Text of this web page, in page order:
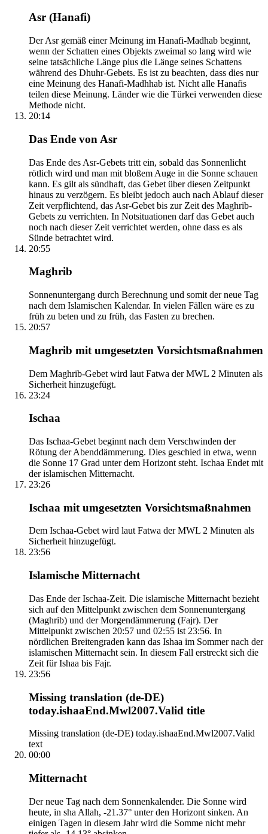
Asr (Hanafi)
Der Asr gemäß einer Meinung im Hanafi-Madhab beginnt,
wenn der Schatten eines Objekts zweimal so lang wird wie
seine tatsächliche Länge plus die Länge seines Schattens
während des Dhuhr-Gebets. Es ist zu beachten, dass dies nur
eine Meinung des Hanafi-Madhhab ist. Nicht alle Hanafis
teilen diese Meinung. Länder wie die Türkei verwenden diese
Methode nicht.
20:14
Das Ende von Asr
Das Ende des Asr-Gebets tritt ein, sobald das Sonnenlicht
rötlich wird und man mit bloßem Auge in die Sonne schauen
kann. Es gilt als sündhaft, das Gebet über diesen Zeitpunkt
hinaus zu verzögern. Es bleibt jedoch auch nach Ablauf dieser
Zeit verpflichtend, das Asr-Gebet bis zur Zeit des Maghrib-
Gebets zu verrichten. In Notsituationen darf das Gebet auch
noch nach dieser Zeit verrichtet werden, ohne dass es als
Sünde betrachtet wird.
20:55
Maghrib
Sonnenuntergang durch Berechnung und somit der neue Tag
nach dem Islamischen Kalendar. In vielen Fällen wäre es zu
früh zu beten und zu früh, das Fasten zu brechen.
20:57
Maghrib mit umgesetzten Vorsichtsmaßnahmen
Dem Maghrib-Gebet wird laut Fatwa der MWL 2 Minuten als
Sicherheit hinzugefügt.
23:24
Ischaa
Das Ischaa-Gebet beginnt nach dem Verschwinden der
Rötung der Abenddämmerung. Dies geschied in etwa, wenn
die Sonne 17 Grad unter dem Horizont steht. Ischaa Endet mit
der islamischen Mitternacht.
23:26
Ischaa mit umgesetzten Vorsichtsmaßnahmen
Dem Ischaa-Gebet wird laut Fatwa der MWL 2 Minuten als
Sicherheit hinzugefügt.
23:56
Islamische Mitternacht
Das Ende der Ischaa-Zeit. Die islamische Mitternacht bezieht
sich auf den Mittelpunkt zwischen dem Sonnenuntergang
(Maghrib) und der Morgendämmerung (Fajr). Der
Mittelpunkt zwischen 20:57 und 02:55 ist 23:56. In
nördlichen Breitengraden kann das Ishaa im Sommer nach der
islamischen Mitternacht sein. In diesem Fall erstreckt sich die
Zeit für Ishaa bis Fajr.
23:56
Missing translation (de-DE)
today.ishaaEnd.Mwl2007.Valid title
Missing translation (de-DE) today.ishaaEnd.Mwl2007.Valid
text
00:00
Mitternacht
Der neue Tag nach dem Sonnenkalender. Die Sonne wird
heute, in sha Allah, -21.37° unter den Horizont sinken. An
einigen Tagen in diesem Jahr wird die Somme nicht mehr